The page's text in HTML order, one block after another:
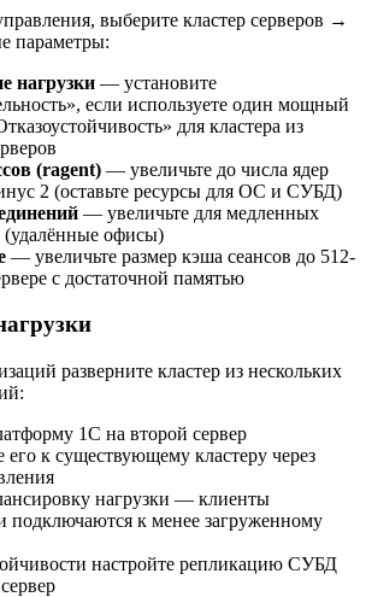
выберите кластер серверов →
параметры:
нагрузки — установите
если используете один мощный
для кластера из
(ragent) — увеличьте до числа ядер
2 (оставьте ресурсы для ОС и СУБД)
— увеличьте для медленных
(удалённые офисы)
— увеличьте размер кэша сеансов до 512-
с достаточной памятью
разверните кластер из нескольких
1С на второй сервер
к существующему кластеру через
нагрузки — клиенты
подключаются к менее загруженному
настройте репликацию СУБД